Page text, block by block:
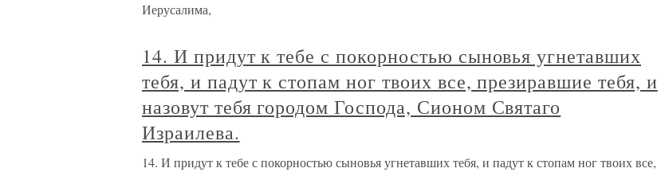
Иерусалима,
14. И придут к тебе с покорностью сыновья угнетавших
тебя, и падут к стопам ног твоих все, презиравшие тебя, и
назовут тебя городом Господа, Сионом Святаго
Израилева.
14. И придут к тебе с покорностью сыновья угнетавших тебя, и падут к стопам ног твоих все,